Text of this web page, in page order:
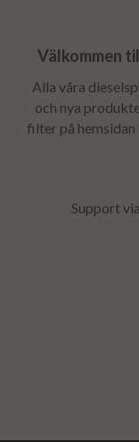
Välkommen
Alla våra
och nya
filter på
Support